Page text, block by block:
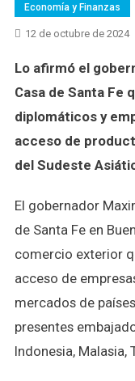
Economía y Finanzas
12 de octubre de 2024
Lo afirmó el
Casa de Santa Fe
diplomáticos y
acceso de
del Sudeste
El gobernador
de Santa Fe en
comercio exterior
acceso de
mercados de
presentes
Indonesia, Malasia,